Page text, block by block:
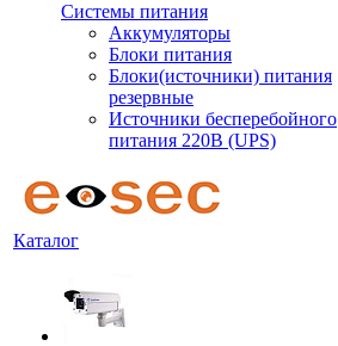
Системы питания
Аккумуляторы
Блоки питания
Блоки(источники) питания
резервные
Источники бесперебойного
питания 220В (UPS)
Каталог